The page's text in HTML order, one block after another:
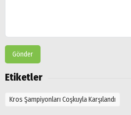
Gönder
Etiketler
Kros Şampiyonları Coşkuyla Karşılandı